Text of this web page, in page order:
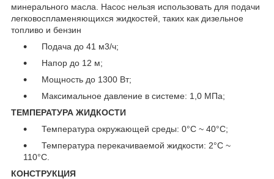
минерального масла. Насос нельзя использовать для подачи
легковоспламеняющихся жидкостей, таких как дизельное
топливо и бензин
Подача до 41 м3/ч;
Напор до 12 м;
Мощность до 1300 Вт;
Максимальное давление в системе: 1,0 МПа;
ТЕМПЕРАТУРА ЖИДКОСТИ
Температура окружающей среды: 0°C ~ 40°C;
Температура перекачиваемой жидкости: 2°C ~
110°C.
КОНСТРУКЦИЯ